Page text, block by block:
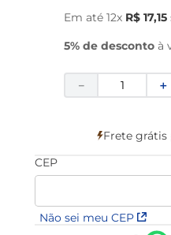
Em até 12x R$ 17,15
5% de desconto à
＋
－
Frete grátis
CEP
Não sei meu CEP